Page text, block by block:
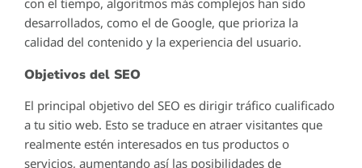
desarrollados, como el de Google, que prioriza la
calidad del contenido y la experiencia del usuario.
Objetivos del SEO
El principal objetivo del SEO es dirigir tráfico cualificado
a tu sitio web. Esto se traduce en atraer visitantes que
realmente estén interesados en tus productos o
servicios, aumentando así las posibilidades de